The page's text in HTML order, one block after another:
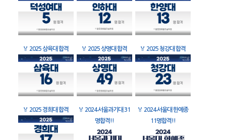
🏅 2025 삼육대 합격 🏅 2025 상명대 합격 🏅 2025 청강대 합격
🏅 2025 경희대 합격 🏅 2024 서울과기대 31
명합격!!
🏅 2024 서울대 한예종
11명합격!!